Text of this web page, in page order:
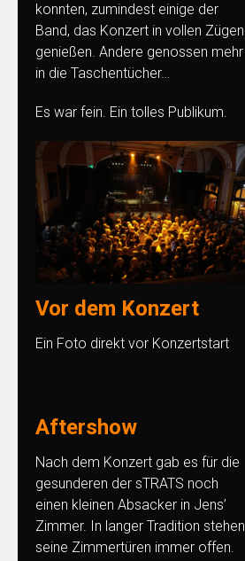
konnten, zumindest einige der
Band, das Konzert in vollen Zügen
genießen. Andere genossen mehr
in die Taschentücher…
Es war fein. Ein tolles Publikum.
Vor dem Konzert
Ein Foto direkt vor Konzertstart
Aftershow
Nach dem Konzert gab es für die
gesunderen der sTRATS noch
einen kleinen Absacker in Jens’
Zimmer. In langer Tradition stehen
seine Zimmertüren immer offen.